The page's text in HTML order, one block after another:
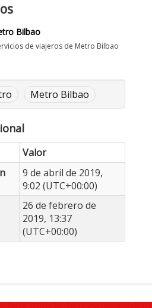
Bilbao
de viajeros de Metro Bilbao
Metro Bilbao
Valor
9 de abril de 2019,
9:02 (UTC+00:00)
26 de febrero de
2019, 13:37
(UTC+00:00)